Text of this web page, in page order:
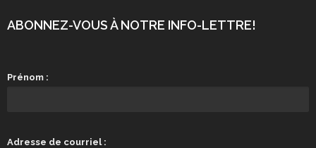
ABONNEZ-VOUS À NOTRE INFO-LETTRE!
Prénom :
Adresse de courriel :